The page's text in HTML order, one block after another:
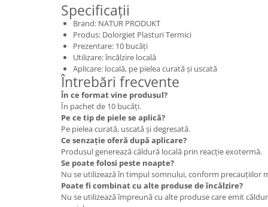
Specificații
Brand: NATUR PRODUKT
Produs: Dolorgiet Plasturi Termici
Prezentare: 10 bucăți
Utilizare: încălzire locală
Aplicare: locală, pe pielea curată și uscată
Întrebări frecvente
În ce format vine produsul?
În pachet de 10 bucăți.
Pe ce tip de piele se aplică?
Pe pielea curată, uscată și degresată.
Ce senzație oferă după aplicare?
Produsul generează căldură locală prin reacție exotermă.
Se poate folosi peste noapte?
Nu se utilizează în timpul somnului, conform precauțiilor
Poate fi combinat cu alte produse de încălzire?
Nu se utilizează împreună cu alte produse care emit